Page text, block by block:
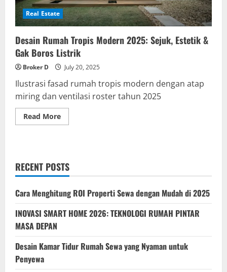
Real Estate
Desain Rumah Tropis Modern 2025: Sejuk, Estetik &
Gak Boros Listrik
Broker D July 20, 2025
Ilustrasi fasad rumah tropis modern dengan atap
miring dan ventilasi roster tahun 2025
Read MoreRead
more
2025:
Sejuk,
Estetik
Gak
Boros
RECENT POSTS
Cara Menghitung ROI Properti Sewa dengan Mudah di 2025
INOVASI SMART HOME 2026: TEKNOLOGI RUMAH PINTAR
MASA DEPAN
Desain Kamar Tidur Rumah Sewa yang Nyaman untuk
Penyewa